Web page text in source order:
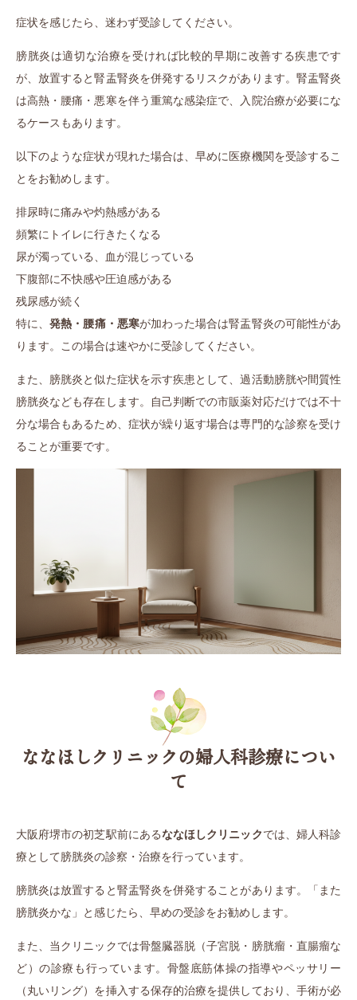
症状を感じたら、迷わず受診してください。
膀胱炎は適切な治療を受ければ比較的早期に改善する疾患です
が、放置すると腎盂腎炎を併発するリスクがあります。腎盂腎炎
は高熱・腰痛・悪寒を伴う重篤な感染症で、入院治療が必要にな
るケースもあります。
以下のような症状が現れた場合は、早めに医療機関を受診するこ
とをお勧めします。
排尿時に痛みや灼熱感がある
頻繁にトイレに行きたくなる
尿が濁っている、血が混じっている
下腹部に不快感や圧迫感がある
残尿感が続く
特に、発熱・腰痛・悪寒が加わった場合は腎盂腎炎の可能性があ
ります。この場合は速やかに受診してください。
また、膀胱炎と似た症状を示す疾患として、過活動膀胱や間質性
膀胱炎なども存在します。自己判断での市販薬対応だけでは不十
分な場合もあるため、症状が繰り返す場合は専門的な診察を受け
ることが重要です。
ななほしクリニックの婦人科診療につい
て
大阪府堺市の初芝駅前にあるななほしクリニックでは、婦人科診
療として膀胱炎の診察・治療を行っています。
膀胱炎は放置すると腎盂腎炎を併発することがあります。「また
膀胱炎かな」と感じたら、早めの受診をお勧めします。
また、当クリニックでは骨盤臓器脱（子宮脱・膀胱瘤・直腸瘤な
ど）の診療も行っています。骨盤底筋体操の指導やペッサリー
（丸いリング）を挿入する保存的治療を提供しており、手術が必